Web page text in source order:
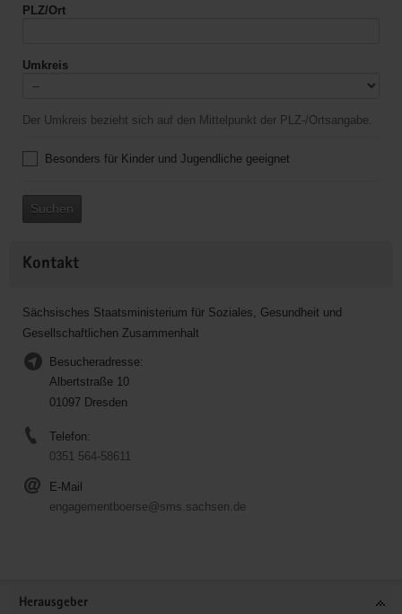
PLZ/Ort
Umkreis
Der Umkreis bezieht sich auf den Mittelpunkt der PLZ-/Ortsangabe.
Besonders für Kinder und Jugendliche geeignet
Suchen
Kontakt
Sächsisches Staatsministerium für Soziales, Gesundheit und
Gesellschaftlichen Zusammenhalt
Besucheradresse:
Albertstraße 10
01097 Dresden
Telefon:
0351 564-58611
E-Mail
engagementboerse@sms.sachsen.de
Herausgeber